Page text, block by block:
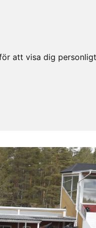
att visa dig